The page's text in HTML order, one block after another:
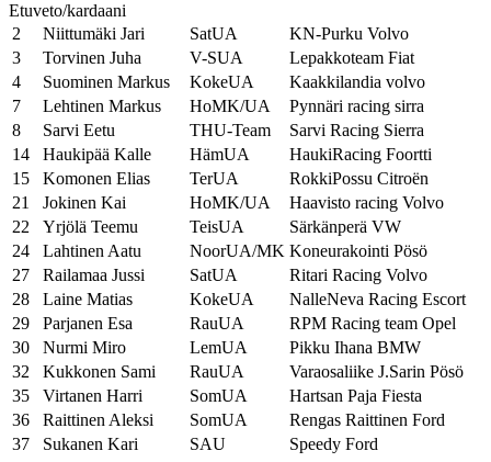
Etuveto/kardaani
2
Niittumäki Jari SatUA
KN-Purku Volvo
3
Torvinen Juha V-SUA
Lepakkoteam Fiat
4
Suominen Markus KokeUA
Kaakkilandia volvo
7
Lehtinen Markus HoMK/UA
Pynnäri racing sirra
8
Sarvi Eetu THU-Team
Sarvi Racing Sierra
14
Haukipää Kalle HämUA
HaukiRacing Foortti
15
Komonen Elias TerUA
RokkiPossu Citroën
21
Jokinen Kai HoMK/UA
Haavisto racing Volvo
22
Yrjölä Teemu TeisUA
Särkänperä VW
24
Lahtinen Aatu NoorUA/MK Koneurakointi Pösö
27
Railamaa Jussi SatUA
Ritari Racing Volvo
28
Laine Matias KokeUA
NalleNeva Racing Escort
29
Parjanen Esa RauUA
RPM Racing team Opel
30
Nurmi Miro LemUA
Pikku Ihana BMW
32
Kukkonen Sami RauUA
Varaosaliike J.Sarin Pösö
35
Virtanen Harri SomUA
Hartsan Paja Fiesta
36
Raittinen Aleksi SomUA
Rengas Raittinen Ford
37
Sukanen Kari SAU
Speedy Ford